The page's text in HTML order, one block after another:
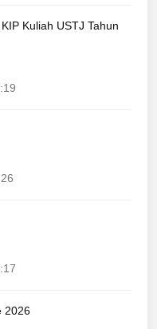
Kuliah USTJ Tahun
2026